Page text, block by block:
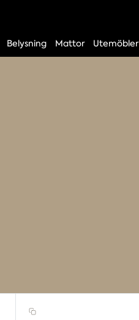
Belysning Mattor Utemöbler